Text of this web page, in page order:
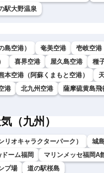
駅大野温泉
島空港） 奄美空港 壱岐空港
喜界空港 屋久島空港
種
本空港（阿蘇くまもと空港）
港 北九州空港 薩摩硫黄島飛
（九州）
オキャラクターパーク） 城
ーム福岡
マリンメッセ福岡A
プ場 道の駅桜島